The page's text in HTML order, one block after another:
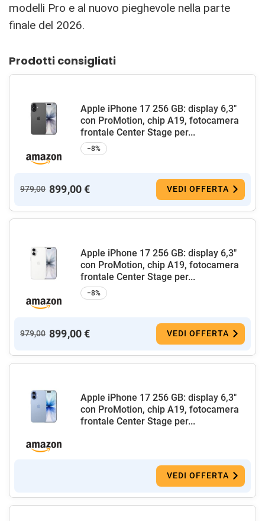
modelli Pro e al nuovo pieghevole nella parte
finale del 2026.
Prodotti consigliati
Apple iPhone 17 256 GB: display 6,3"
con ProMotion, chip A19, fotocamera
frontale Center Stage per...
−8%
979,00 899,00 € VEDI OFFERTA
Apple iPhone 17 256 GB: display 6,3"
con ProMotion, chip A19, fotocamera
frontale Center Stage per...
−8%
979,00 899,00 € VEDI OFFERTA
Apple iPhone 17 256 GB: display 6,3"
con ProMotion, chip A19, fotocamera
frontale Center Stage per...
VEDI OFFERTA